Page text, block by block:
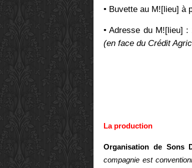
• Buvette au M![lieu] à
• Adresse du M![lieu] :
(en face du Crédit
La production
Organisation de Sons
compagnie est